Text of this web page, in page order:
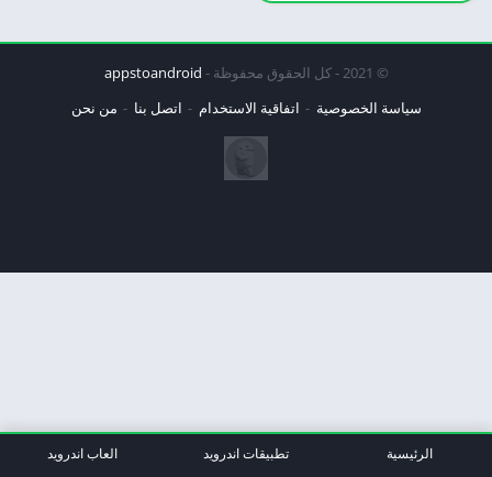
© 2021 - كل الحقوق محفوظة -
appstoandroid
سياسة الخصوصية
اتفاقية الاستخدام اتصل بنا من نحن
الرئيسية تطبيقات اندرويد العاب اندرويد